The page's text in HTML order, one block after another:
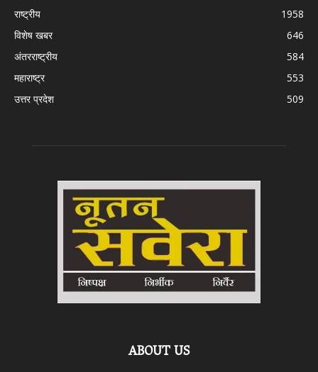
राष्ट्रीय
1958
विशेष खबर
646
अंतरराष्ट्रीय
584
महाराष्ट्र
553
उत्तर प्रदेश
509
ABOUT US